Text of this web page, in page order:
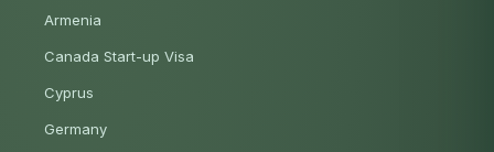
Armenia
Canada Start-up Visa
Cyprus
Germany